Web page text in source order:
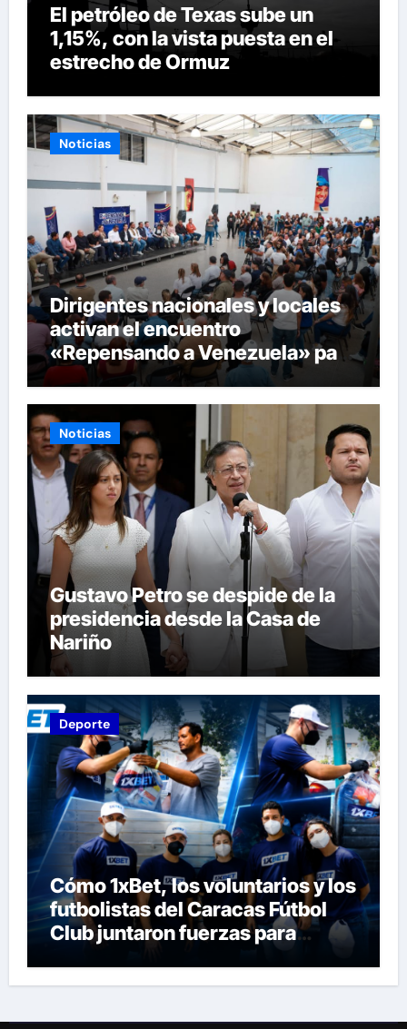
El petróleo de Texas sube un
1,15%, con la vista puesta en el
estrecho de Ormuz
Noticias
Dirigentes nacionales y locales
activan el encuentro
«Repensando a Venezuela» para
impulsar propuestas desde las
comunidades
Noticias
Gustavo Petro se despide de la
presidencia desde la Casa de
Nariño
Deporte
Cómo 1xBet, los voluntarios y los
futbolistas del Caracas Fútbol
Club juntaron fuerzas para
Venezuela